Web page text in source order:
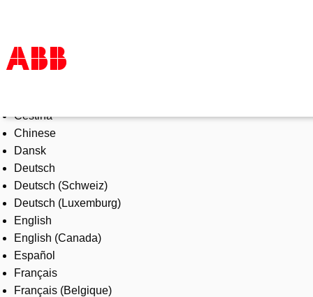
Products & Solutions
Industries
Services
About us
Where to buy
Contact us
Careers
Čeština
Chinese
Dansk
Deutsch
Deutsch (Schweiz)
Deutsch (Luxemburg)
English
English (Canada)
Español
Français
Français (Belgique)